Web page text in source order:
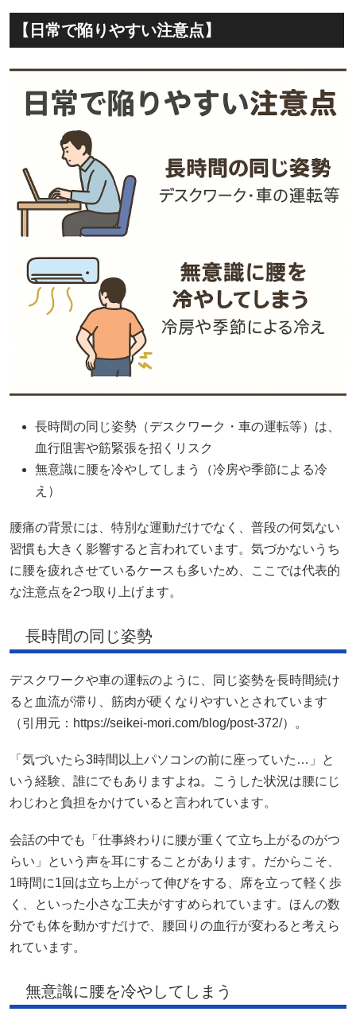
【日常で陥りやすい注意点】
長時間の同じ姿勢（デスクワーク・車の運転等）は、
血行阻害や筋緊張を招くリスク
無意識に腰を冷やしてしまう（冷房や季節による冷
え）
腰痛の背景には、特別な運動だけでなく、普段の何気ない
習慣も大きく影響すると言われています。気づかないうち
に腰を疲れさせているケースも多いため、ここでは代表的
な注意点を2つ取り上げます。
長時間の同じ姿勢
デスクワークや車の運転のように、同じ姿勢を長時間続け
ると血流が滞り、筋肉が硬くなりやすいとされています
（引用元：https://seikei-mori.com/blog/post-372/）。
「気づいたら3時間以上パソコンの前に座っていた…」と
いう経験、誰にでもありますよね。こうした状況は腰にじ
わじわと負担をかけていると言われています。
会話の中でも「仕事終わりに腰が重くて立ち上がるのがつ
らい」という声を耳にすることがあります。だからこそ、
1時間に1回は立ち上がって伸びをする、席を立って軽く歩
く、といった小さな工夫がすすめられています。ほんの数
分でも体を動かすだけで、腰回りの血行が変わると考えら
れています。
無意識に腰を冷やしてしまう